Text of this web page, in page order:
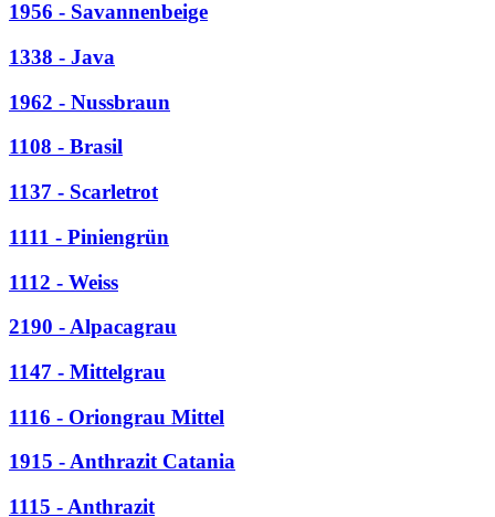
1956 - Savannenbeige
1338 - Java
1962 - Nussbraun
1108 - Brasil
1137 - Scarletrot
1111 - Piniengrün
1112 - Weiss
2190 - Alpacagrau
1147 - Mittelgrau
1116 - Oriongrau Mittel
1915 - Anthrazit Catania
1115 - Anthrazit